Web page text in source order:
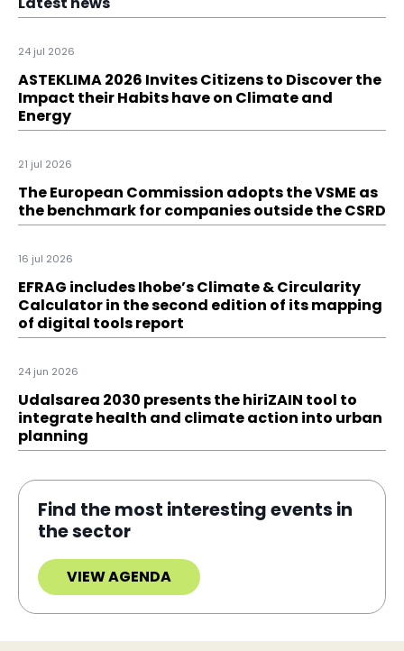
24 jul 2026
ASTEKLIMA 2026 Invites Citizens to Discover the
Impact their Habits have on Climate and
Energy
21 jul 2026
The European Commission adopts the VSME as
the benchmark for companies outside the CSRD
16 jul 2026
EFRAG includes Ihobe’s Climate & Circularity
Calculator in the second edition of its mapping
of digital tools report
24 jun 2026
Udalsarea 2030 presents the hiriZAIN tool to
integrate health and climate action into urban
planning
Find the most interesting events in
the sector
VIEW AGENDA